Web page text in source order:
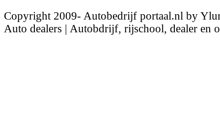
Copyright 2009- Autobedrijf portaal.nl by
Auto dealers | Autobdrijf, rijschool, dealer en